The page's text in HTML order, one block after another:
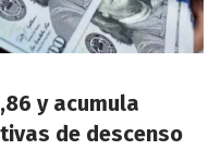
y acumula
de descenso